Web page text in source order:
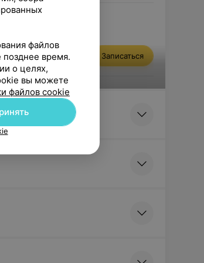
укладка
Записаться
лица, еоррекция бороды с
Записаться
файлов
позднее время.
о целях,
вы можете
файлов cookie